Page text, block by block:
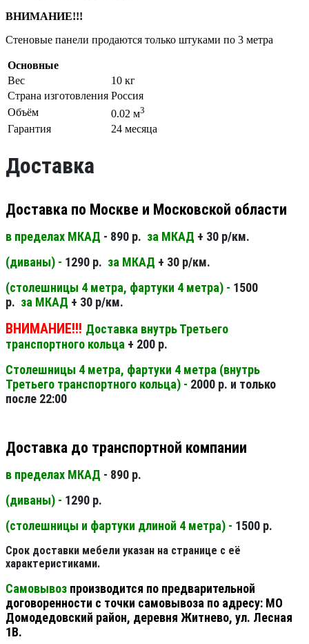
ВНИМАНИЕ!!!
Стеновые панели продаются только штуками по 3 метра
Основные
Вес
10 кг
Страна изготовления Россия
Объём
0.02 м3
Гарантия 24 месяца
Доставка
Доставка по Москве и Московской области
в пределах МКАД - 890 р. за МКАД + 30 р/км.
(диваны) - 1290 р. за МКАД + 30 р/км.
(столешницы 4 метра, фартуки 4 метра) - 1500
р. за МКАД + 30 р/км.
ВНИМАНИЕ!!! Доставка внутрь Третьего
транспортного кольца + 200 р.
Столешницы 4 метра, фартуки 4 метра (внутрь
Третьего транспортного кольца) - 2000 р. и только
после 22:00
Доставка до транспортной компании
в пределах МКАД - 890 р.
(диваны) - 1290 р.
(столешницы и фартуки длиной 4 метра) - 1500 р.
Срок доставки мебели указан на странице с её
характеристиками.
Самовывоз производится по предварительной
договоренности с точки самовывоза по адресу: МО
Домодедовский район, деревня Житнево, ул. Лесная
1В.